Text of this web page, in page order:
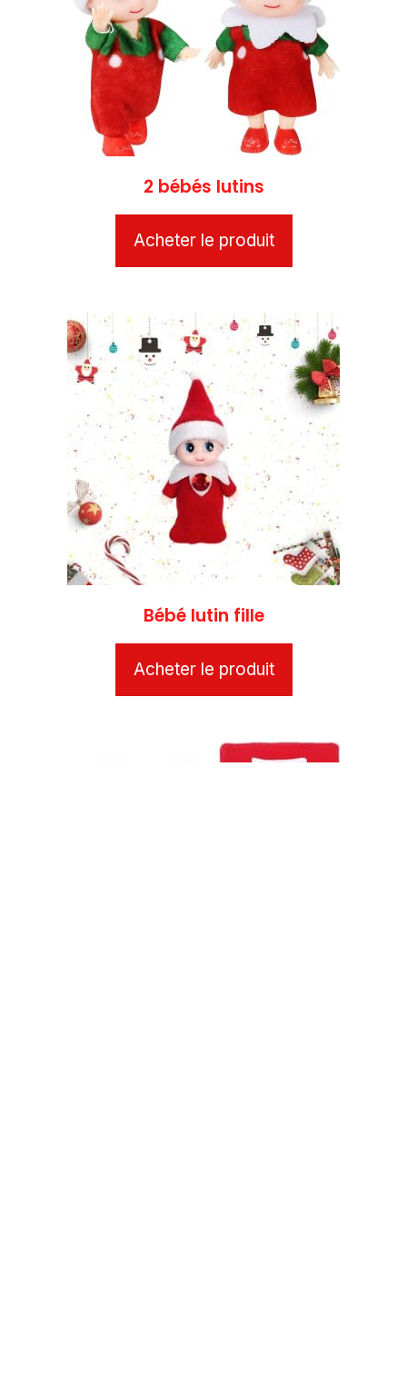
2 bébés lutins
Acheter le produit
Bébé lutin fille
Acheter le produit